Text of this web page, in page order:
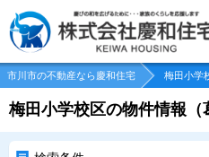
市川市の不動産なら慶和住宅 梅田小学
梅田小学校区の物件情報（